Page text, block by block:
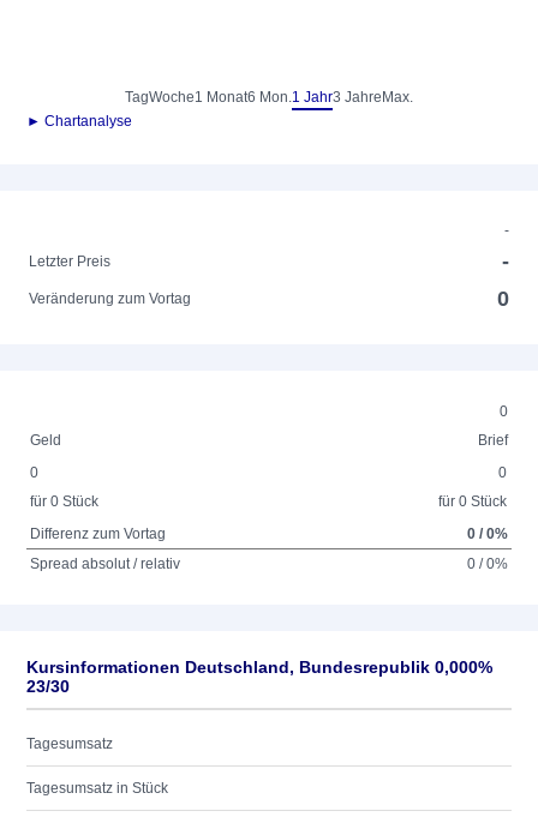
TagWoche1 Monat6 Mon.1 Jahr3 Jahre Max.
► Chartanalyse
-
Letzter Preis
-
Veränderung zum Vortag 0
0
Geld
Brief
0
für 0 Stück
0
für 0 Stück
Differenz zum Vortag
0 / 0%
Spread absolut / relativ
0 / 0%
Kursinformationen Deutschland, Bundesrepublik 0,000%
23/30
Tagesumsatz
Tagesumsatz in Stück